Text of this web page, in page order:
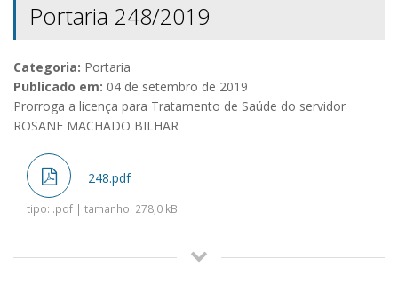
Portaria 248/2019
Categoria: Portaria
Publicado em: 04 de setembro de 2019
Prorroga a licença para Tratamento de Saúde do servidor
ROSANE MACHADO BILHAR
248.pdf
tipo: .pdf | tamanho: 278,0 kB